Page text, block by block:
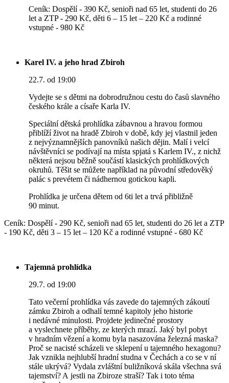
Ceník: Dospělí - 390 Kč, senioři nad 65 let, studenti do 26
let a ZTP - 290 Kč, děti 6 – 15 let – 220 Kč a rodinné
vstupné - 980 Kč
Karel IV. a jeho hrad Zbiroh
22.7. od 19:00
Vydejte se s dětmi na dobrodružnou cestu do časů slavného
českého krále a císaře Karla IV.
Speciální dětská prohlídka zábavnou a hravou formou
přiblíží život na hradě Zbiroh v době, kdy jej vlastnil jeden
z nejvýznamnějších panovníků našich dějin. Malí i velcí
návštěvníci se podívají na místa spjatá s Karlem IV., z nichž
některá nejsou běžně součástí klasických prohlídkových
okruhů. Těšit se můžete například na původní středověký
palác s prevétem či nádhernou gotickou kapli.
Prohlídka je určena dětem od 6ti let a trvá přibližně
90 minut.
Ceník: Dospělí - 290 Kč, senioři nad 65 let, studenti do 26 let a ZTP
- 190 Kč, děti 3 – 15 let – 120 Kč a rodinné vstupné - 680 Kč
Tajemná prohlídka
29.7. od 19:00
Tato večerní prohlídka vás zavede do tajemných zákoutí
zámku Zbiroh a odhalí temné kapitoly jeho historie
i nedávné minulosti. Projdete jedinečné prostory
a vyslechnete příběhy, ze kterých mrazí. Jaký byl pobyt
v hradním vězení a komu byla nasazována železná maska?
Proč se nacisté scházeli ve sklepení u tajemného hexagonu?
Jak vznikla nejhlubší hradní studna v Čechách a co se v ní
stále ukrývá? Vydala zvláštní buližníková skála všechna svá
tajemství? A jestli na Zbiroze straší? Tak i toto téma